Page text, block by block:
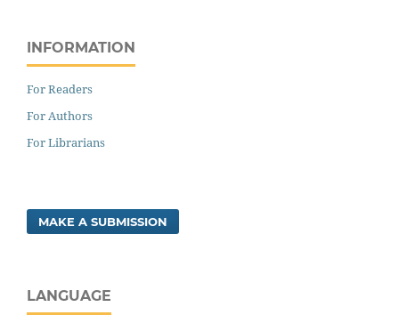
INFORMATION
For Readers
For Authors
For Librarians
MAKE A SUBMISSION
LANGUAGE